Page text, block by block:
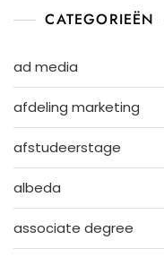
CATEGORIEËN
ad media
afdeling marketing
afstudeerstage
albeda
associate degree